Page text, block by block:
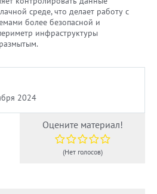
среде, что делает работу с
более безопасной и
инфраструктуры
2024
Оцените материал!
(Нет голосов)